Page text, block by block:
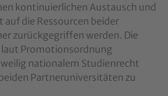
kontinuierlichen Austausch und
auf die Ressourcen beider
zurückgegriffen werden. Die
Promotionsordnung
nationalem Studienrecht
Partneruniversitäten zu